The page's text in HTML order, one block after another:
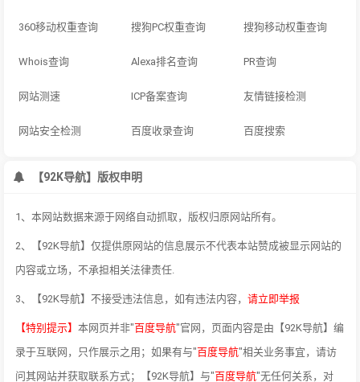
360移动权重查询 搜狗PC权重查询 搜狗移动权重查询
Whois查询 Alexa排名查询 PR查询
网站测速 ICP备案查询 友情链接检测
网站安全检测 百度收录查询 百度搜索
【92K导航】版权申明
1、本网站数据来源于网络自动抓取，版权归原网站所有。
2、【92K导航】仅提供原网站的信息展示不代表本站赞成被显示网站的
内容或立场，不承担相关法律责任.
3、【92K导航】不接受违法信息，如有违法内容， 请立即举报
【特别提示】 本网页并非"百度导航"官网，页面内容是由【92K导航】编
录于互联网，只作展示之用；如果有与"百度导航"相关业务事宜，请访
问其网站并获取联系方式；【92K导航】与"百度导航"无任何关系，对